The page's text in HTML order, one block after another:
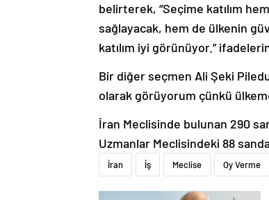
belirterek, “Seçime katılım
sağlayacak, hem de ülkenin
katılım iyi görünüyor.”
Bir diğer seçmen Ali Şeki
olarak görüyorum çünkü
İran Meclisinde bulunan 290
Uzmanlar Meclisindeki 88
İran İş Meclise Oy Verme